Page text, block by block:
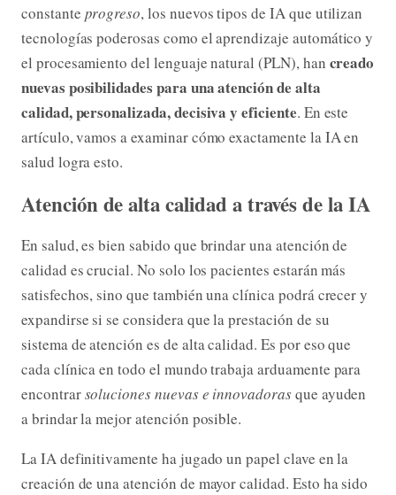
constante progreso, los nuevos tipos de IA que utilizan
tecnologías poderosas como el aprendizaje automático y
el procesamiento del lenguaje natural (PLN), han creado
nuevas posibilidades para una atención de alta
calidad, personalizada, decisiva y eficiente. En este
artículo, vamos a examinar cómo exactamente la IA en
salud logra esto.
Atención de alta calidad a través de la IA
En salud, es bien sabido que brindar una atención de
calidad es crucial. No solo los pacientes estarán más
satisfechos, sino que también una clínica podrá crecer y
expandirse si se considera que la prestación de su
sistema de atención es de alta calidad. Es por eso que
cada clínica en todo el mundo trabaja arduamente para
encontrarsoluciones nuevas e innovadorasque ayuden
a brindar la mejor atención posible.
La IA definitivamente ha jugado un papel clave en la
creación de una atención de mayor calidad. Esto ha sido